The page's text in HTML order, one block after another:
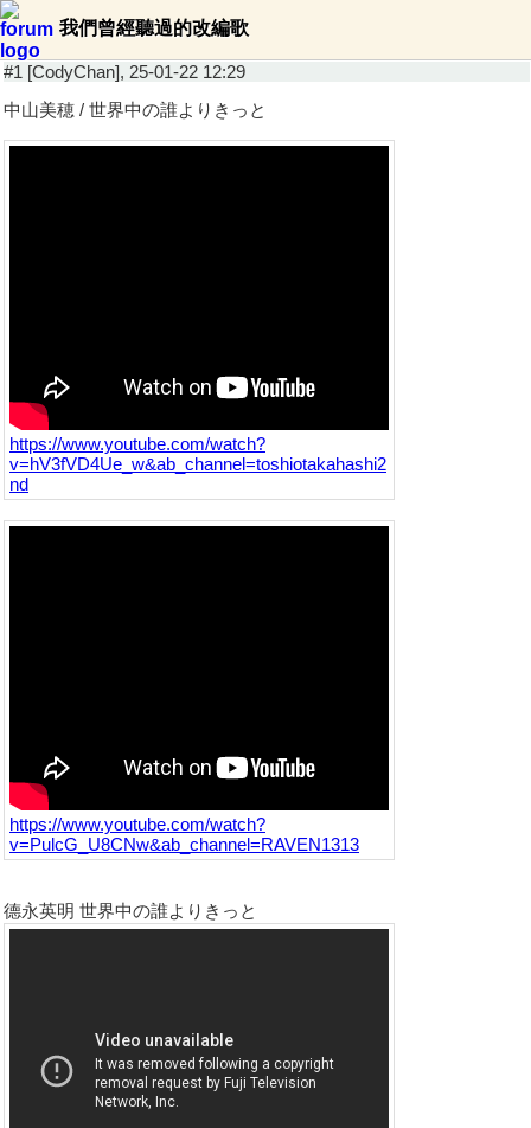
我們曾經聽過的改編歌
#1 [CodyChan], 25-01-22 12:29
中山美穂 / 世界中の誰よりきっと
https://www.youtube.com/watch?
v=hV3fVD4Ue_w&ab_channel=toshiotakahashi2
nd
https://www.youtube.com/watch?
v=PulcG_U8CNw&ab_channel=RAVEN1313
德永英明 世界中の誰よりきっと